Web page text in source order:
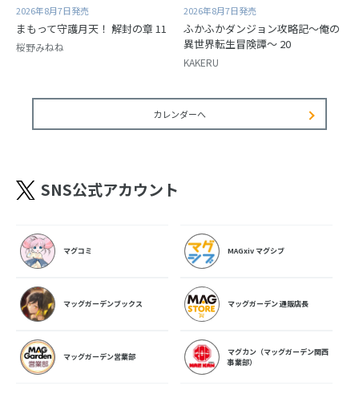
2026年8月7日発売
まもって守護月天！ 解封の章 11
桜野みねね
2026年8月7日発売
ふかふかダンジョン攻略記～俺の
異世界転生冒険譚～ 20
KAKERU
カレンダーへ
SNS公式アカウント
マグコミ MAGxiv マグシブ
マッグガーデンブックス マッグガーデン 通販店長
マッグガーデン営業部
マグカン（マッグガーデン関西
事業部）